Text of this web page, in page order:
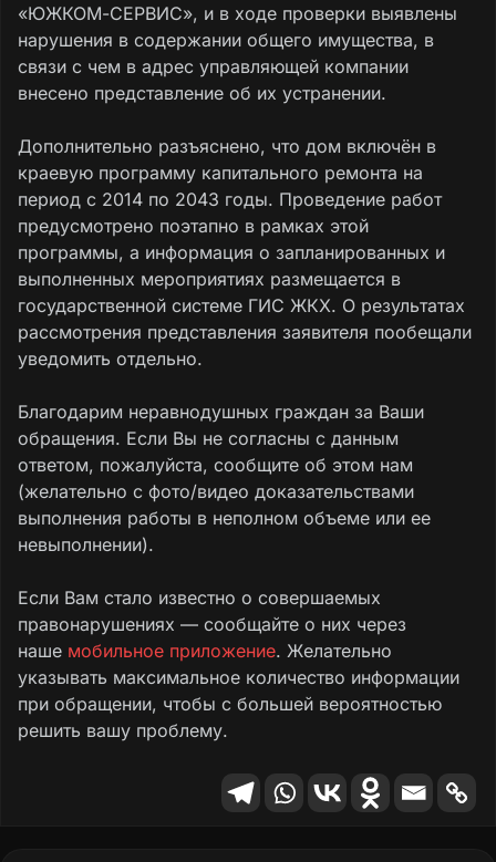
«ЮЖКОМ-СЕРВИС», и в ходе проверки выявлены
нарушения в содержании общего имущества, в
связи с чем в адрес управляющей компании
внесено представление об их устранении.
Дополнительно разъяснено, что дом включён в
краевую программу капитального ремонта на
период с 2014 по 2043 годы. Проведение работ
предусмотрено поэтапно в рамках этой
программы, а информация о запланированных и
выполненных мероприятиях размещается в
государственной системе ГИС ЖКХ. О результатах
рассмотрения представления заявителя пообещали
уведомить отдельно.
Благодарим неравнодушных граждан за Ваши
обращения. Если Вы не согласны с данным
ответом, пожалуйста, сообщите об этом нам
(желательно с фото/видео доказательствами
выполнения работы в неполном объеме или ее
невыполнении).
Если Вам стало известно о совершаемых
правонарушениях — сообщайте о них через
наше мобильное приложение. Желательно
указывать максимальное количество информации
при обращении, чтобы с большей вероятностью
решить вашу проблему.